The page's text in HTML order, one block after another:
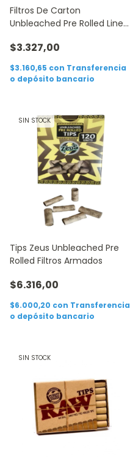
Filtros De Carton
Unbleached Pre Rolled Linea
$3.327,00
$3.160,65 con Transferencia
o depósito bancario
SIN STOCK
Tips Zeus Unbleached Pre
Rolled Filtros Armados
$6.316,00
$6.000,20 con Transferencia
o depósito bancario
SIN STOCK